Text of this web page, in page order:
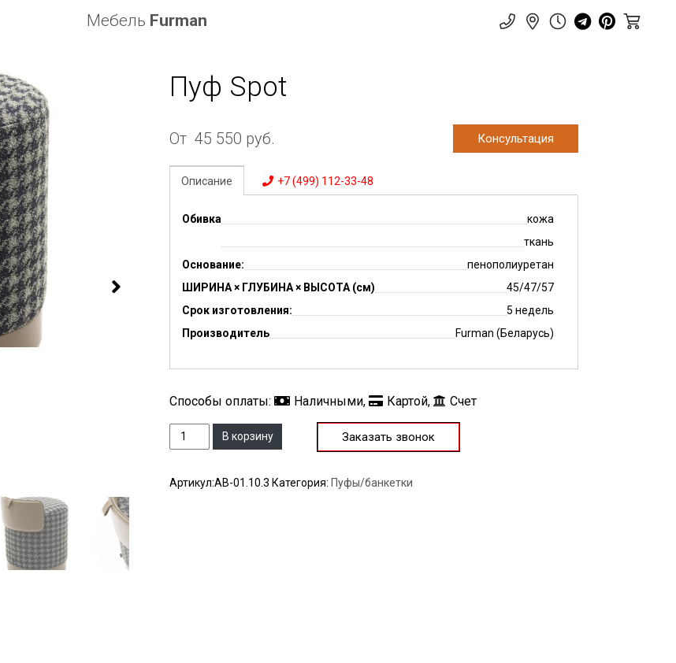
Мебель Furman
Пуф Spot
От 45 550 руб. Консультация
Описание +7 (499) 112-33-48
Обивка
кожа
ткань
Основание:
пенополиуретан
ШИРИНА × ГЛУБИНА × ВЫСОТА (см)
45/47/57
Срок изготовления:
5 недель
Производитель
Furman (Беларусь)
Способы оплаты: Наличными, Картой, Счет
КоличествоВ корзину Заказать звонок
Артикул:АВ-01.10.3 Категория: Пуфы/банкетки